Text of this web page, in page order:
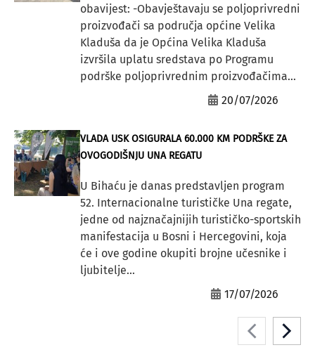
obavijest: -Obavještavaju se poljoprivredni
proizvođači sa područja općine Velika
Kladuša da je Općina Velika Kladuša
izvršila uplatu sredstava po Programu
podrške poljoprivrednim proizvođačima...
20/07/2026
VLADA USK OSIGURALA 60.000 KM PODRŠKE ZA
OVOGODIŠNJU UNA REGATU
U Bihaću je danas predstavljen program
52. Internacionalne turističke Una regate,
jedne od najznačajnijih turističko-sportskih
manifestacija u Bosni i Hercegovini, koja
će i ove godine okupiti brojne učesnike i
ljubitelje...
17/07/2026